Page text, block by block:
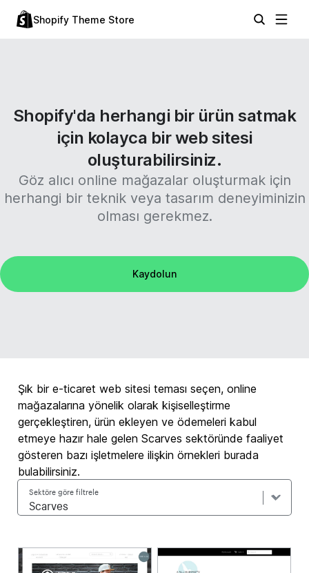
Shopify Theme Store
Shopify'da herhangi bir ürün satmak
için kolayca bir web sitesi
oluşturabilirsiniz.
Göz alıcı online mağazalar oluşturmak için
herhangi bir teknik veya tasarım deneyiminizin
olması gerekmez.
Kaydolun
Şık bir e-ticaret web sitesi teması seçen, online
mağazalarına yönelik olarak kişiselleştirme
gerçekleştiren, ürün ekleyen ve ödemeleri kabul
etmeye hazır hale gelen Scarves sektöründe faaliyet
gösteren bazı işletmelere ilişkin örnekleri burada
bulabilirsiniz.
Sektöre göre filtrele